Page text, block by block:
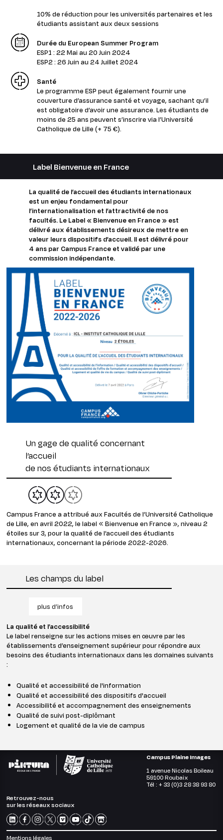
10% de réduction pour les universités partenaires et les
étudiants assistant aux deux sessions
Durée du European Summer Program
ESP1 : 22 Mai au 20 Juin 2024
ESP2 : 26 Juin au 24 Juillet 2024
Santé
Le programme ESP peut également fournir une
couverture d’assurance santé et voyage, sachant qu’il
est obligatoire d’avoir une assurance. Les étudiants de
moins de 25 ans peuvent s’inscrire via l’Université
Catholique de Lille (+ 75 €).
Label Bienvenue en France
La qualité de l’accueil des étudiants internationaux
est un enjeu fondamental pour
l’internationalisation et l’attractivité de nos
facultés. Le Label « Bienvenue en France » est
délivré aux établissements désireux de mettre en
valeur leurs dispositifs d’accueil. Il est délivré pour
4 ans par Campus France et validé par une
commission indépendante.
Un gage de qualité concernant
l’accueil
de nos étudiants internationaux
Campus France a attribué aux Facultés de l’Université Catholique
de Lille, en avril 2022, le label « Bienvenue en France », niveau 2
étoiles sur 3, pour la qualité de l’accueil des étudiants
internationaux, concernant la période 2022-2026.
Les champs du label
plus d’infos
La qualité et l’accessibilité
Le label renseigne sur les actions mises en œuvre par les
établissements d’enseignement supérieur pour répondre aux
besoins des étudiants internationaux dans les domaines suivants
:
Qualité et accessibilité de l'information
Qualité et accessibilité des dispositifs d'accueil
Accessibilité et accompagnement des enseignements
Qualité de suivi post-diplômant
Logement et qualité de la vie de campus
Campus Plaine Images
1 avenue Nicolas Boileau
59100 Roubaix
Tél : + 33 (0)3 28 38 93 80
Retrouvez-nous
sur les réseaux sociaux
Mentions légales